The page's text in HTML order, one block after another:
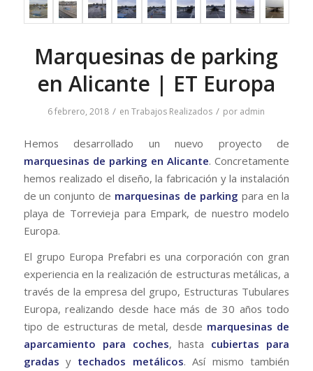
Marquesinas de parking
en Alicante | ET Europa
6 febrero, 2018 / enTrabajos Realizados / por admin
Hemos desarrollado un nuevo proyecto de
marquesinas de parking en Alicante. Concretamente
hemos realizado el diseño, la fabricación y la instalación
de un conjunto de marquesinas de parking para en la
playa de Torrevieja para Empark, de nuestro modelo
Europa.
El grupo Europa Prefabri es una corporación con gran
experiencia en la realización de estructuras metálicas, a
través de la empresa del grupo, Estructuras Tubulares
Europa, realizando desde hace más de 30 años todo
tipo de estructuras de metal, desde marquesinas de
aparcamiento para coches, hasta cubiertas para
gradasy techados metálicos. Así mismo también